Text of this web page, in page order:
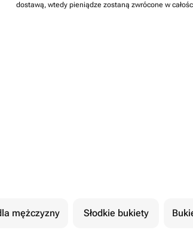
dostawą, wtedy pieniądze zostaną zwrócone w
mężczyzny Słodkie bukiety